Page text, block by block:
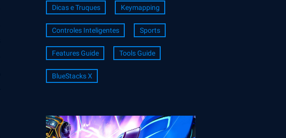
Dicas e Truques Keymapping
Controles Inteligentes Sports
Features Guide Tools Guide
BlueStacks X